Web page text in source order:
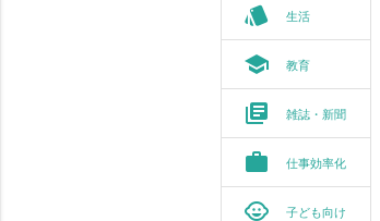
style 生活
school 教育
library_books 雑誌・新聞
work 仕事効率化
child_care 子ども向け